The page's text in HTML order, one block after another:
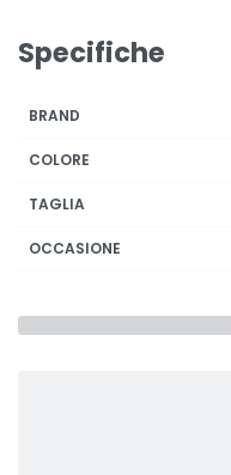
Specifiche
BRAND
COLORE
TAGLIA
OCCASIONE